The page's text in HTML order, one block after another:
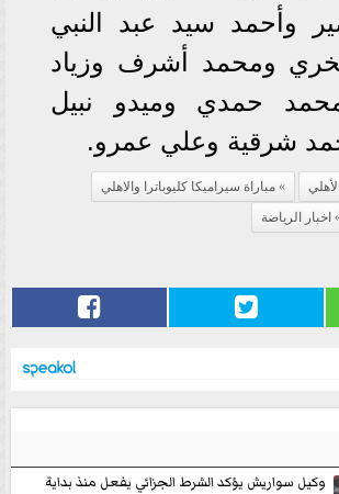
وأحمد سيد ‏عبد النبي
ومحمد أشرف وزياد
حمدي وميدو نبيل
شرقية ‏وعلي عمرو.‏
الأهلي
مباراة سيراميكا كليوباترا والاهلي
اخبار الرياضة
وكيل سواريش يؤكد الشرط الجزائي يفعل منذ بداية